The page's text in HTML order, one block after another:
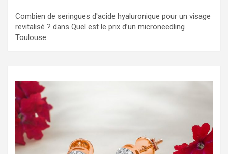
Combien de seringues d'acide hyaluronique pour un visage
revitalisé ? dans Quel est le prix d’un microneedling
Toulouse